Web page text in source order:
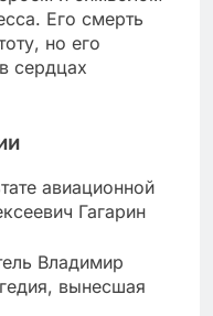
Его смерть
но его
сердцах
авиационной
Гагарин
Владимир
вынесшая